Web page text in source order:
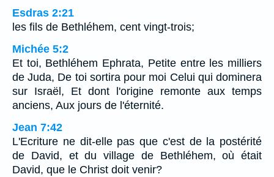
Esdras 2:21
les fils de Bethléhem, cent vingt-trois;
Michée 5:2
Et toi, Bethléhem Ephrata, Petite entre les milliers
de Juda, De toi sortira pour moi Celui qui dominera
sur Israël, Et dont l'origine remonte aux temps
anciens, Aux jours de l'éternité.
Jean 7:42
L'Ecriture ne dit-elle pas que c'est de la postérité
de David, et du village de Bethléhem, où était
David, que le Christ doit venir?